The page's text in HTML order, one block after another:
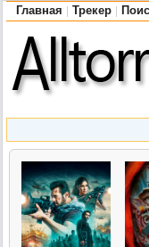
Главная Трекер